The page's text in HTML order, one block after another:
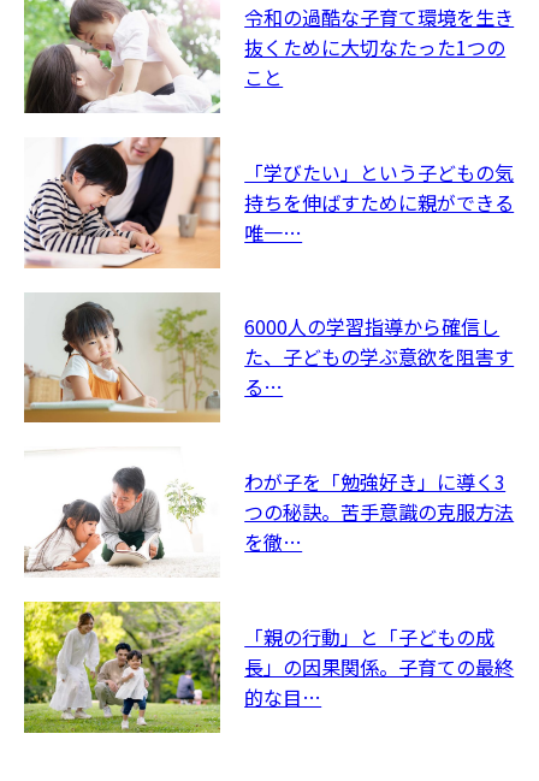
令和の過酷な子育て環境を生き
抜くために大切なたった1つの
こと
「学びたい」という子どもの気
持ちを伸ばすために親ができる
唯一…
6000人の学習指導から確信し
た、子どもの学ぶ意欲を阻害す
る…
わが子を「勉強好き」に導く3
つの秘訣。苦手意識の克服方法
を徹…
「親の行動」と「子どもの成
長」の因果関係。子育ての最終
的な目…